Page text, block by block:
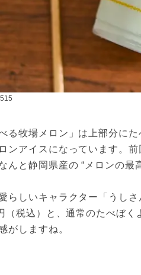
る牧場メロン」は上部分に
ンアイスになっています。
んと静岡県産の “メロンの
らしいキャラクター「うし
（税込）と、通常のたべぼ
がしますね。